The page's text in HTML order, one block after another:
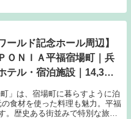
ールド記念ホール周辺】
ＯＮＩＡ平福宿場町｜兵
テル・宿泊施設｜14,300
」は、宿場町に暮らすように泊
食材を使った料理も魅力。平福
。歴史ある街並みで特別な旅